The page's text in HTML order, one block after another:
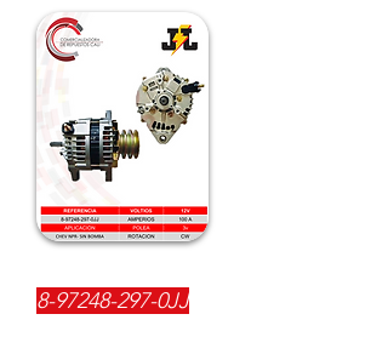
8-97248-297-0JJ